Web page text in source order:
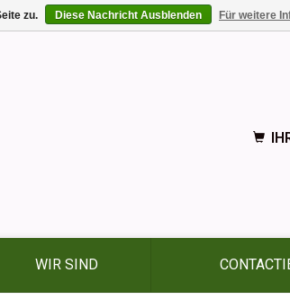
WIR SIND
zu. Diese Nachricht Ausblenden Für weitere